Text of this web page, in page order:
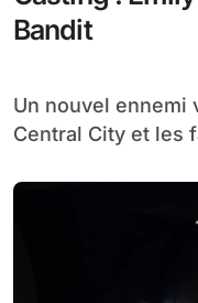
Bandit
Un nouvel ennemi va venir semer le trouble à
Central City et les